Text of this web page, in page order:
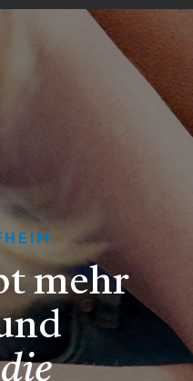
mehr
die